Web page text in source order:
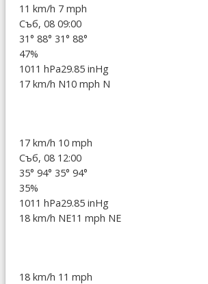
11 km/h 7 mph
Съб, 08 09:00
31° 88° 31° 88°
47%
1011 hPa29.85 inHg
17 km/h N10 mph N
17 km/h 10 mph
Съб, 08 12:00
35° 94° 35° 94°
35%
1011 hPa29.85 inHg
18 km/h NE11 mph NE
18 km/h 11 mph